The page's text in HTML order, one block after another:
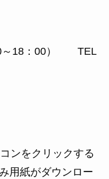
～18：00） TEL
ンをクリックする
用紙がダウンロー